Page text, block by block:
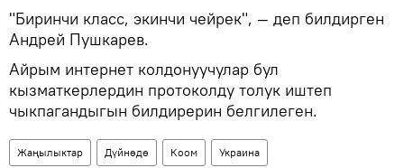
"Биринчи класс, экинчи чейрек", — деп билдирген
Андрей Пушкарев.
Айрым интернет колдонуучулар бул
кызматкерлердин протоколду толук иштеп
чыкпагандыгын билдирерин белгилеген.
Жаңылыктар Дүйнөдө Коом Украина